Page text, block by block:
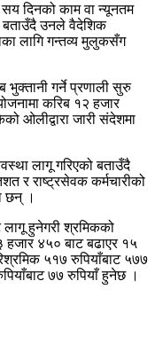
दिनको काम वा न्यूनतम
बताउँदै उनले वैदेशिक
लागि गन्तव्य मुलुकसँग
गर्ने प्रणाली सुरु
करिब १२ हजार
ओलीद्वारा जारी संदेशमा
लागू गरिएको बताउँदै
र राष्ट्रसेवक कर्मचारीको
छन् ।
हुनेगरी श्रमिकको
हजार ४५० बाट बढाएर १५
५१७ रुपियाँबाट ५७७
७७ रुपियाँ हुनेछ ।